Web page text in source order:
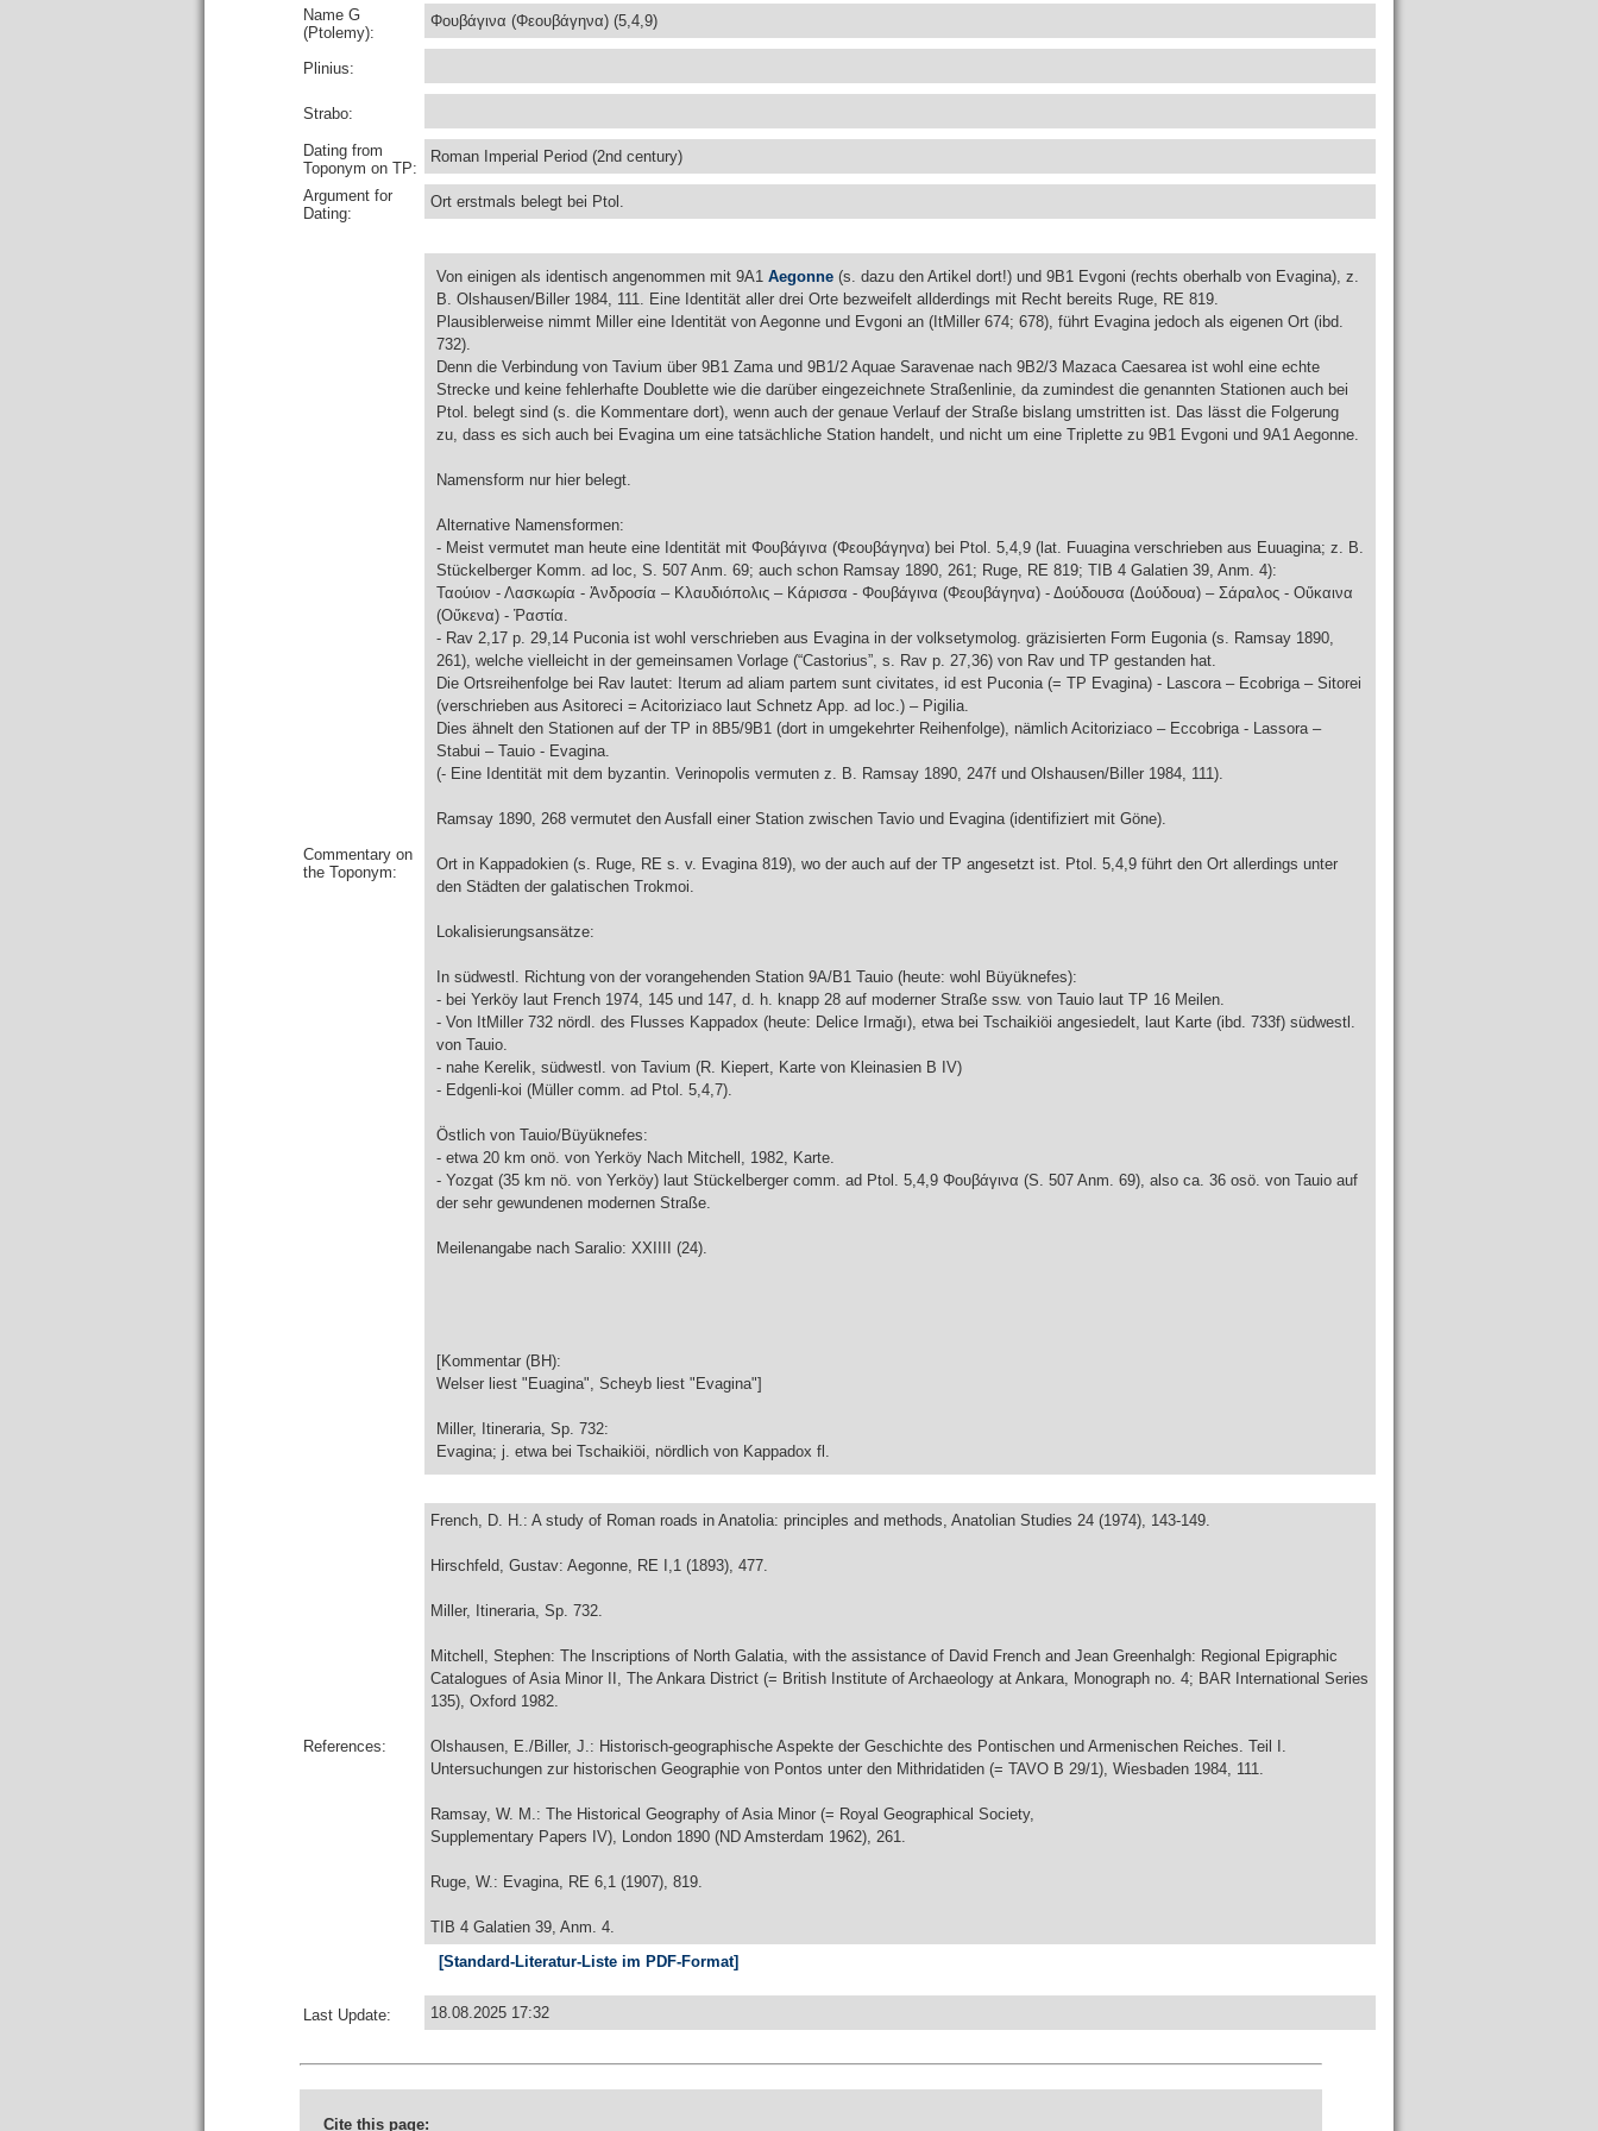
Name G
(Ptolemy):
Φουβάγινα (Φεουβάγηνα) (5,4,9)
Plinius:
Strabo:
Dating from
Toponym on TP:
Roman Imperial Period (2nd century)
Argument for
Dating:
Ort erstmals belegt bei Ptol.
Commentary on
the Toponym:
Von einigen als identisch angenommen mit 9A1 Aegonne (s. dazu den Artikel dort!) und 9B1 Evgoni (rechts oberhalb von Evagina), z.
B. Olshausen/Biller 1984, 111. Eine Identität aller drei Orte bezweifelt allderdings mit Recht bereits Ruge, RE 819.
Plausiblerweise nimmt Miller eine Identität von Aegonne und Evgoni an (ItMiller 674; 678), führt Evagina jedoch als eigenen Ort (ibd.
732).
Denn die Verbindung von Tavium über 9B1 Zama und 9B1/2 Aquae Saravenae nach 9B2/3 Mazaca Caesarea ist wohl eine echte
Strecke und keine fehlerhafte Doublette wie die darüber eingezeichnete Straßenlinie, da zumindest die genannten Stationen auch bei
Ptol. belegt sind (s. die Kommentare dort), wenn auch der genaue Verlauf der Straße bislang umstritten ist. Das lässt die Folgerung
zu, dass es sich auch bei Evagina um eine tatsächliche Station handelt, und nicht um eine Triplette zu 9B1 Evgoni und 9A1 Aegonne.
Namensform nur hier belegt.
Alternative Namensformen:
- Meist vermutet man heute eine Identität mit Φουβάγινα (Φεουβάγηνα) bei Ptol. 5,4,9 (lat. Fuuagina verschrieben aus Euuagina; z. B.
Stückelberger Komm. ad loc, S. 507 Anm. 69; auch schon Ramsay 1890, 261; Ruge, RE 819; TIB 4 Galatien 39, Anm. 4):
Ταούιον - Λασκωρία - Ἀνδροσία – Κλαυδιόπολις – Κάρισσα - Φουβάγινα (Φεουβάγηνα) - Δούδουσα (Δούδουα) – Σάραλος - Οὔκαινα
(Οὔκενα) - Ῥαστία.
- Rav 2,17 p. 29,14 Puconia ist wohl verschrieben aus Evagina in der volksetymolog. gräzisierten Form Eugonia (s. Ramsay 1890,
261), welche vielleicht in der gemeinsamen Vorlage (“Castorius”, s. Rav p. 27,36) von Rav und TP gestanden hat.
Die Ortsreihenfolge bei Rav lautet: Iterum ad aliam partem sunt civitates, id est Puconia (= TP Evagina) - Lascora – Ecobriga – Sitorei
(verschrieben aus Asitoreci = Acitoriziaco laut Schnetz App. ad loc.) – Pigilia.
Dies ähnelt den Stationen auf der TP in 8B5/9B1 (dort in umgekehrter Reihenfolge), nämlich Acitoriziaco – Eccobriga - Lassora –
Stabui – Tauio - Evagina.
(- Eine Identität mit dem byzantin. Verinopolis vermuten z. B. Ramsay 1890, 247f und Olshausen/Biller 1984, 111).
Ramsay 1890, 268 vermutet den Ausfall einer Station zwischen Tavio und Evagina (identifiziert mit Göne).
Ort in Kappadokien (s. Ruge, RE s. v. Evagina 819), wo der auch auf der TP angesetzt ist. Ptol. 5,4,9 führt den Ort allerdings unter
den Städten der galatischen Trokmoi.
Lokalisierungsansätze:
In südwestl. Richtung von der vorangehenden Station 9A/B1 Tauio (heute: wohl Büyüknefes):
- bei Yerköy laut French 1974, 145 und 147, d. h. knapp 28 auf moderner Straße ssw. von Tauio laut TP 16 Meilen.
- Von ItMiller 732 nördl. des Flusses Kappadox (heute: Delice Irmağı), etwa bei Tschaikiöi angesiedelt, laut Karte (ibd. 733f) südwestl.
von Tauio.
- nahe Kerelik, südwestl. von Tavium (R. Kiepert, Karte von Kleinasien B IV)
- Edgenli-koi (Müller comm. ad Ptol. 5,4,7).
Östlich von Tauio/Büyüknefes:
- etwa 20 km onö. von Yerköy Nach Mitchell, 1982, Karte.
- Yozgat (35 km nö. von Yerköy) laut Stückelberger comm. ad Ptol. 5,4,9 Φουβάγινα (S. 507 Anm. 69), also ca. 36 osö. von Tauio auf
der sehr gewundenen modernen Straße.
Meilenangabe nach Saralio: XXIIII (24).
[Kommentar (BH):
Welser liest "Euagina", Scheyb liest "Evagina"]
Miller, Itineraria, Sp. 732:
Evagina; j. etwa bei Tschaikiöi, nördlich von Kappadox fl.
References:
French, D. H.: A study of Roman roads in Anatolia: principles and methods, Anatolian Studies 24 (1974), 143-149.
Hirschfeld, Gustav: Aegonne, RE I,1 (1893), 477.
Miller, Itineraria, Sp. 732.
Mitchell, Stephen: The Inscriptions of North Galatia, with the assistance of David French and Jean Greenhalgh: Regional Epigraphic
Catalogues of Asia Minor II, The Ankara District (= British Institute of Archaeology at Ankara, Monograph no. 4; BAR International Series
135), Oxford 1982.
Olshausen, E./Biller, J.: Historisch-geographische Aspekte der Geschichte des Pontischen und Armenischen Reiches. Teil I.
Untersuchungen zur historischen Geographie von Pontos unter den Mithridatiden (= TAVO B 29/1), Wiesbaden 1984, 111.
Ramsay, W. M.: The Historical Geography of Asia Minor (= Royal Geographical Society,
Supplementary Papers IV), London 1890 (ND Amsterdam 1962), 261.
Ruge, W.: Evagina, RE 6,1 (1907), 819.
TIB 4 Galatien 39, Anm. 4.
[Standard-Literatur-Liste im PDF-Format]
Last Update: 18.08.2025 17:32
Cite this page: